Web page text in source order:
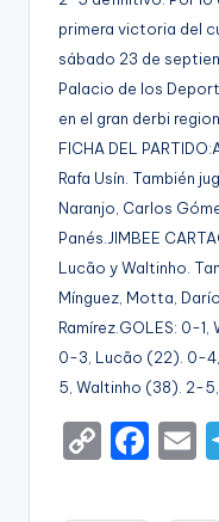
primera victoria del
sábado 23 de
Palacio de los
en el gran derbi
FICHA DEL
Rafa Usín. También
Naranjo, Carlos
Panés.JIMBEE
Lucão y Waltinho.
Mínguez, Motta,
Ramírez.GOLES: 0-
0-3, Lucão (22). 0-
5, Waltinho (38). 2-
C F
E